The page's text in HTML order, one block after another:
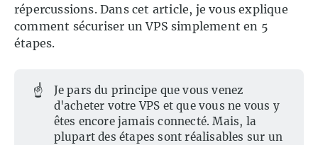
répercussions. Dans cet article, je vous explique
comment sécuriser un VPS simplement en 5
étapes.
☝️
Je pars du principe que vous venez
d'acheter votre VPS et que vous ne vous y
êtes encore jamais connecté. Mais, la
plupart des étapes sont réalisables sur un